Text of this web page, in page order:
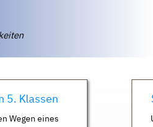
5. Klassen
Wegen eines